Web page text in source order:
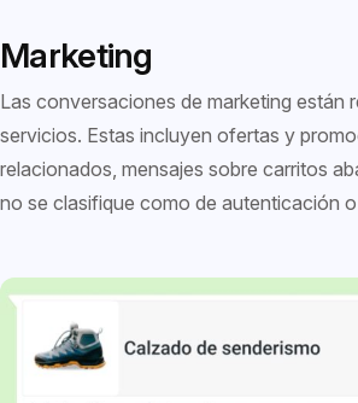
Marketing
Las conversaciones de marketing están
servicios. Estas incluyen ofertas y
relacionados, mensajes sobre carritos
no se clasifique como de autenticación